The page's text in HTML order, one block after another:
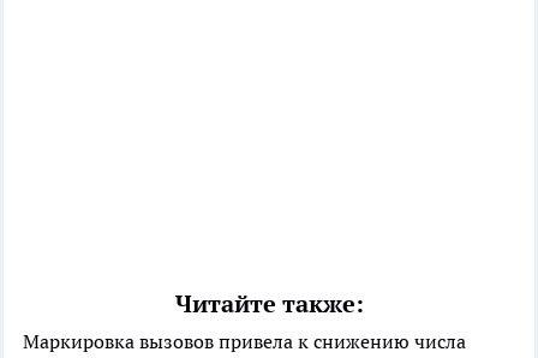
Читайте также:
Маркировка вызовов привела к снижению числа